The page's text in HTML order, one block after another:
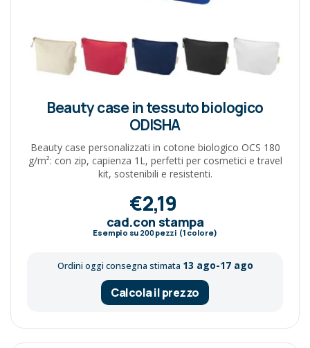
Beauty case in tessuto biologico
ODISHA
Beauty case personalizzati in cotone biologico OCS 180
g/m²: con zip, capienza 1L, perfetti per cosmetici e travel
kit, sostenibili e resistenti.
€2,19
cad.con stampa
Esempio su 200pezzi (1 colore)
Ordini oggi consegna stimata 13 ago-17 ago
Calcola il prezzo